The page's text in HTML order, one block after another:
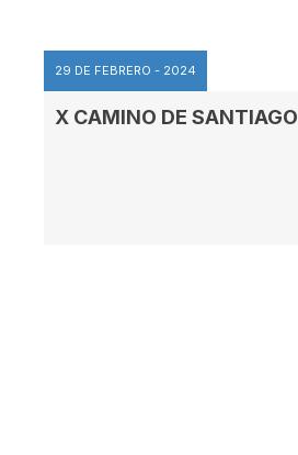
29 DE FEBRERO - 2024
X CAMINO DE SANTIAGO